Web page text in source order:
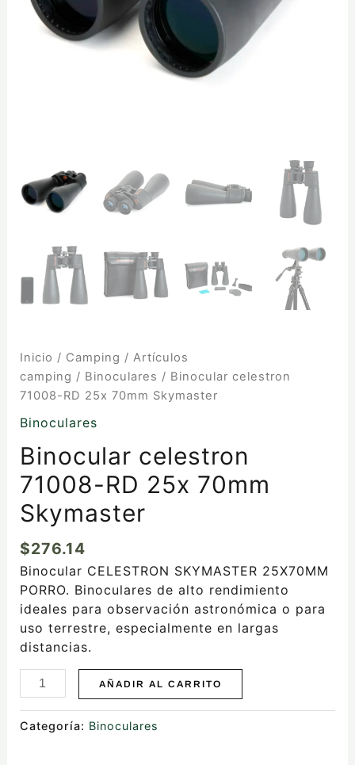
Inicio / Camping / Artículos
camping / Binoculares / Binocular celestron
71008-RD 25x 70mm Skymaster
Binoculares
Binocular celestron
71008-RD 25x 70mm
Skymaster
$276.14
Binocular CELESTRON SKYMASTER 25X70MM
PORRO. Binoculares de alto rendimiento
ideales para observación astronómica o para
uso terrestre, especialmente en largas
distancias.
AÑADIR AL CARRITO
Categoría: Binoculares